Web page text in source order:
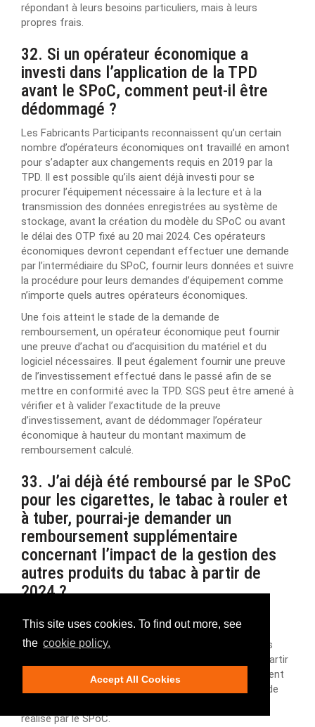
This site uses cookies. To find out more, see
the cookie policy.
Accept All Cookies
répondant à leurs besoins particuliers, mais à leurs
propres frais.
32. Si un opérateur économique a
investi dans l’application de la TPD
avant le SPoC, comment peut-il être
dédommagé ?
Les Fabricants Participants reconnaissent qu’un certain
nombre d’opérateurs économiques ont travaillé en amont
pour s’adapter aux changements requis en 2019 par la
TPD. Il est possible qu’ils aient déjà investi pour se
procurer l’équipement nécessaire à la lecture et à la
transmission des données enregistrées au système de
stockage, avant la création du modèle du SPoC ou avant
le délai des OTP fixé au 20 mai 2024. Ces opérateurs
économiques devront cependant effectuer une demande
par l’intermédiaire du SPoC, fournir leurs données et suivre
la procédure pour leurs demandes d’équipement comme
n’importe quels autres opérateurs économiques.
Une fois atteint le stade de la demande de
remboursement, un opérateur économique peut fournir
une preuve d’achat ou d’acquisition du matériel et du
logiciel nécessaires. Il peut également fournir une preuve
de l’investissement effectué dans le passé afin de se
mettre en conformité avec la TPD. SGS peut être amené à
vérifier et à valider l’exactitude de la preuve
d’investissement, avant de dédommager l’opérateur
économique à hauteur du montant maximum de
remboursement calculé.
33. J’ai déjà été remboursé par le SPoC
pour les cigarettes, le tabac à rouler et
à tuber, pourrai-je demander un
remboursement supplémentaire
concernant l’impact de la gestion des
autres produits du tabac à partir de
2024 ?
pourrait ne pas avoir suffi à couvrir les équipements
désormais nécessaires pour scanner et faire état des
volumes d’OTP supplémentaires. Par conséquent, à partir
de 2024, un Opérateur économique peut potentiellement
compléter sa demande initiale si l’impact additionnel de
réalisé par le SPoC.